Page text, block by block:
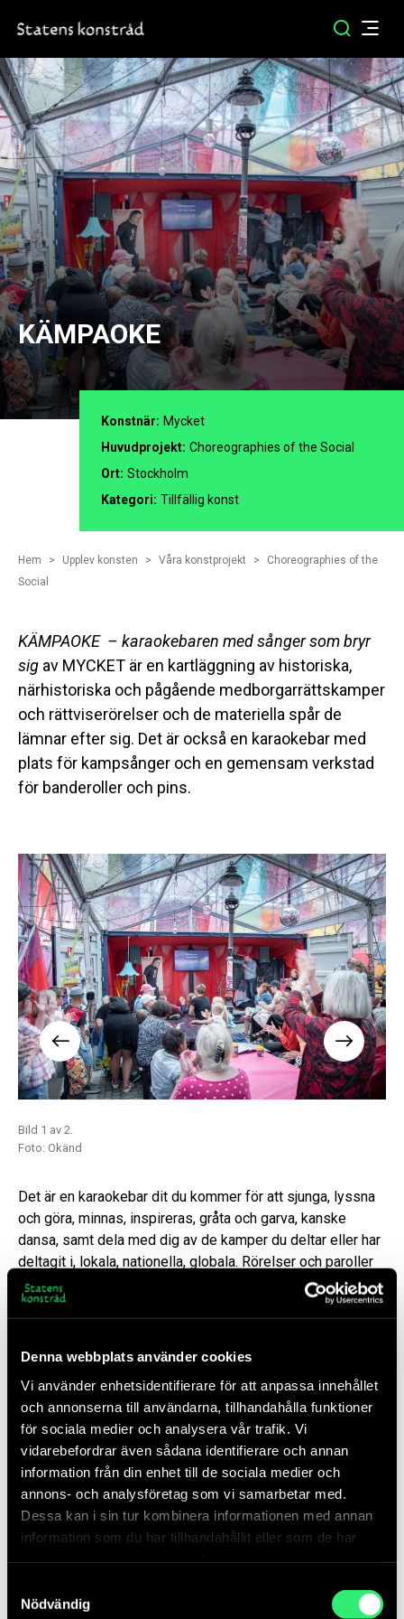
Denna webbplats använder cookies
Vi använder enhetsidentifierare för att anpassa innehållet
och annonserna till användarna, tillhandahålla funktioner
för sociala medier och analysera vår trafik. Vi
vidarebefordrar även sådana identifierare och annan
information från din enhet till de sociala medier och
annons- och analysföretag som vi samarbetar med.
Dessa kan i sin tur kombinera informationen med annan
information som du har tillhandahållit eller som de har
Nödvändig
KÄMPAOKE
Konstnär: Mycket
Huvudprojekt: Choreographies of the Social
Ort: Stockholm
Kategori: Tillfällig konst
Hem Upplev konsten Våra konstprojekt
Choreographies of the
Social
KÄMPAOKE – karaokebaren med sånger som bryr
sig av MYCKET är en kartläggning av historiska,
närhistoriska och pågående medborgarrättskamper
och rättviserörelser och de materiella spår de
lämnar efter sig. Det är också en karaokebar med
plats för kampsånger och en gemensam verkstad
för banderoller och pins.
Bild 1 av 2.
Foto: Okänd
Det är en karaokebar dit du kommer för att sjunga, lyssna
och göra, minnas, inspireras, gråta och garva, kanske
dansa, samt dela med dig av de kamper du deltar eller har
deltagit i, lokala, nationella, globala. Rörelser och paroller
somNo paseran, Skolstrejk för klimatet, White silence is
violence;
Nine to
verkstad för att göra nya eller inspireras av gamla
banderoller, tishor, affischer och andra saker som du kan ta
med dig hem eller lägga till Kämpaokens ständigt växande
arkitektur.KÄMPAOKEskapar ett levande arkiv, ett
kampsaksbibliotek med ord och sånger som samlas i
Kämpaokepärmen och banderoller, pins, vepor som bildar
dess väggar.
– Vi behöver ett kampsaksbibliotek för de kamper som
förs. Orden, pinsen, kepsarna, de handmålade sjalarna &
banderollerna – allt det materiella som finns kvar när vi
MYCKET.